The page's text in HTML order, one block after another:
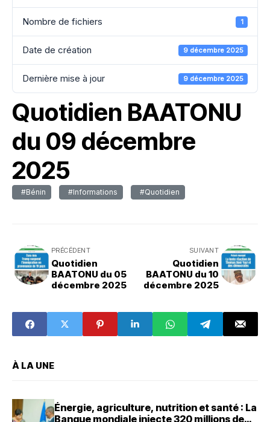
Nombre de fichiers 1
Date de création 9 décembre 2025
Dernière mise à jour 9 décembre 2025
Quotidien BAATONU
du 09 décembre
2025
#Bénin #Informations #Quotidien
PRÉCÉDENT
Quotidien
BAATONU du 05
décembre 2025
SUIVANT
Quotidien
BAATONU du 10
décembre 2025
À LA UNE
Énergie, agriculture, nutrition et santé : La
Banque mondiale injecte 320 millions de